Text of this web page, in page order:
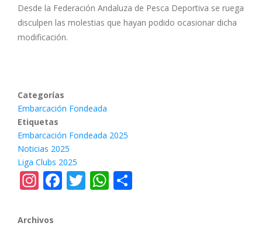
Desde la Federación Andaluza de Pesca Deportiva se ruega
disculpen las molestias que hayan podido ocasionar dicha
modificación.
Categorías
Embarcación Fondeada
Etiquetas
Embarcación Fondeada 2025
Noticias 2025
Liga Clubs 2025
Instagram
Facebook
TwitterWhatsApp
Archivos